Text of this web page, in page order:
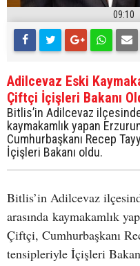
09:10
Adilcevaz Eski
Çiftçi İçişleri Bakanı
Bitlis’in Adilcevaz
kaymakamlık yapan
Cumhurbaşkanı Recep
İçişleri Bakanı oldu.
Bitlis’in Adilcevaz
arasında kaymakamlık
Çiftçi, Cumhurbaşkanı
tensipleriyle İçişleri